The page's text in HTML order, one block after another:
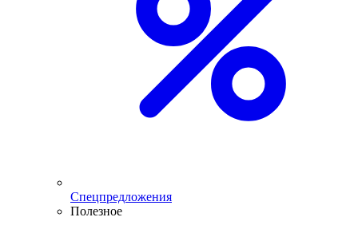
Спецпредложения
Полезное